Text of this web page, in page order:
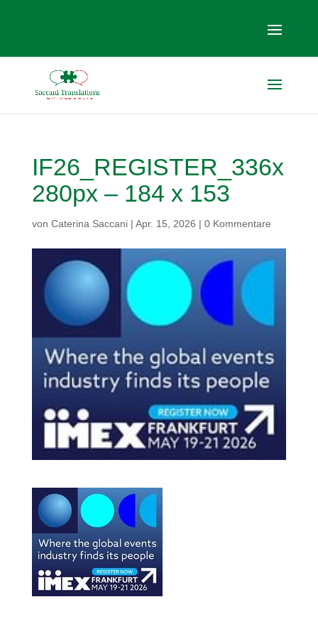
IF26_REGISTER_336x
280px – 184 x 153
von Caterina Saccani| Apr. 15, 2026 | 0 Kommentare